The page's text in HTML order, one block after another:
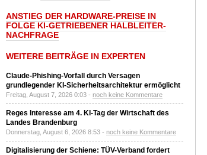
ANSTIEG DER HARDWARE-PREISE IN
FOLGE KI-GETRIEBENER HALBLEITER-
NACHFRAGE
WEITERE BEITRÄGE IN EXPERTEN
Claude-Phishing-Vorfall durch Versagen
grundlegender KI-Sicherheitsarchitektur ermöglicht
Freitag, August 7, 2026 0:03 - noch keine Kommentare
Reges Interesse am 4. KI-Tag der Wirtschaft des
Landes Brandenburg
Donnerstag, August 6, 2026 8:53 - noch keine Kommentare
Digitalisierung der Schiene: TÜV-Verband fordert